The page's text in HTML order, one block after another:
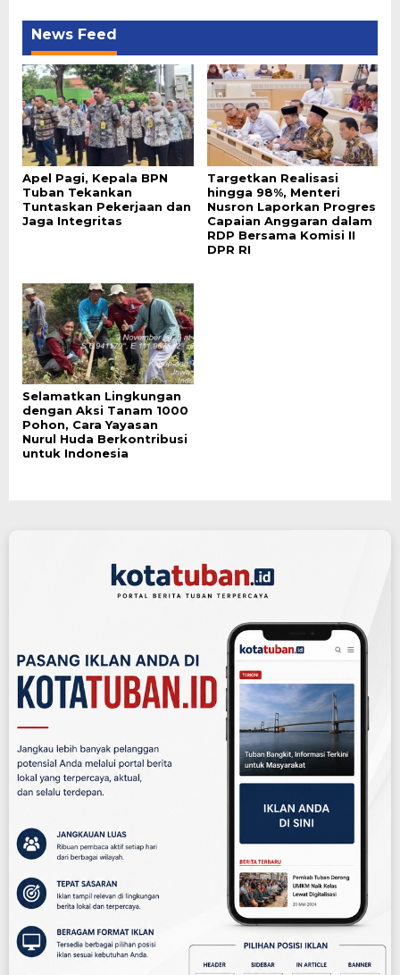
News Feed
Apel Pagi, Kepala BPN
Tuban Tekankan
Tuntaskan Pekerjaan dan
Jaga Integritas
Targetkan Realisasi
hingga 98%, Menteri
Nusron Laporkan Progres
Capaian Anggaran dalam
RDP Bersama Komisi II
DPR RI
Selamatkan Lingkungan
dengan Aksi Tanam 1000
Pohon, Cara Yayasan
Nurul Huda Berkontribusi
untuk Indonesia